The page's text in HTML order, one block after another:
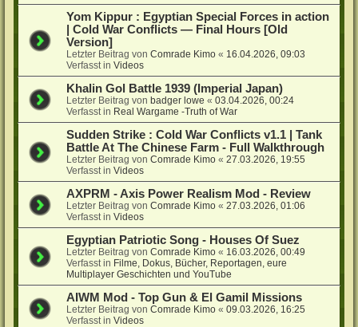
Yom Kippur : Egyptian Special Forces in action
| Cold War Conflicts — Final Hours [Old
Version]
Letzter Beitrag vonComrade Kimo « 16.04.2026, 09:03
Verfasst inVideos
Khalin Gol Battle 1939 (Imperial Japan)
Letzter Beitrag vonbadger lowe «03.04.2026, 00:24
Verfasst in Real Wargame -Truth of War
Sudden Strike : Cold War Conflicts v1.1 | Tank
Battle At The Chinese Farm - Full Walkthrough
Letzter Beitrag vonComrade Kimo «27.03.2026, 19:55
Verfasst inVideos
AXPRM - Axis Power Realism Mod - Review
Letzter Beitrag vonComrade Kimo «27.03.2026, 01:06
Verfasst inVideos
Egyptian Patriotic Song - Houses Of Suez
Letzter Beitrag vonComrade Kimo « 16.03.2026, 00:49
Verfasst in Filme, Dokus, Bücher, Reportagen, eure
Multiplayer Geschichten und YouTube
AIWM Mod - Top Gun & El Gamil Missions
Letzter Beitrag vonComrade Kimo «09.03.2026, 16:25
Verfasst inVideos